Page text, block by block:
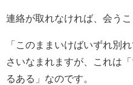
連絡が取れなければ、会う
「このままいけばいずれ別
さいなまれますが、これは
るある」なのです。